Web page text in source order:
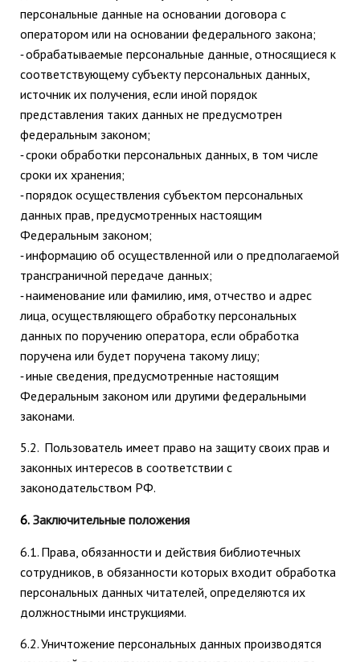
персональные данные на основании договора с
оператором или на основании федерального закона;
-обрабатываемые персональные данные, относящиеся к
соответствующему субъекту персональных данных,
источник их получения, если иной порядок
представления таких данных не предусмотрен
федеральным законом;
-сроки обработки персональных данных, в том числе
сроки их хранения;
-порядок осуществления субъектом персональных
данных прав, предусмотренных настоящим
Федеральным законом;
-информацию об осуществленной или о предполагаемой
трансграничной передаче данных;
-наименование или фамилию, имя, отчество и адрес
лица, осуществляющего обработку персональных
данных по поручению оператора, если обработка
поручена или будет поручена такому лицу;
-иные сведения, предусмотренные настоящим
Федеральным законом или другими федеральными
законами.
5.2. Пользователь имеет право на защиту своих прав и
законных интересов в соответствии с
законодательством РФ.
6. Заключительные положения
6.1. Права, обязанности и действия библиотечных
сотрудников, в обязанности которых входит обработка
персональных данных читателей, определяются их
должностными инструкциями.
6.2.Уничтожение персональных данных производятся